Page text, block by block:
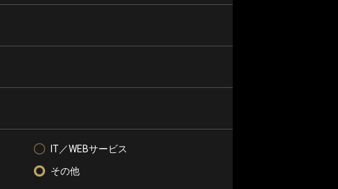
IT／WEBサービス
その他